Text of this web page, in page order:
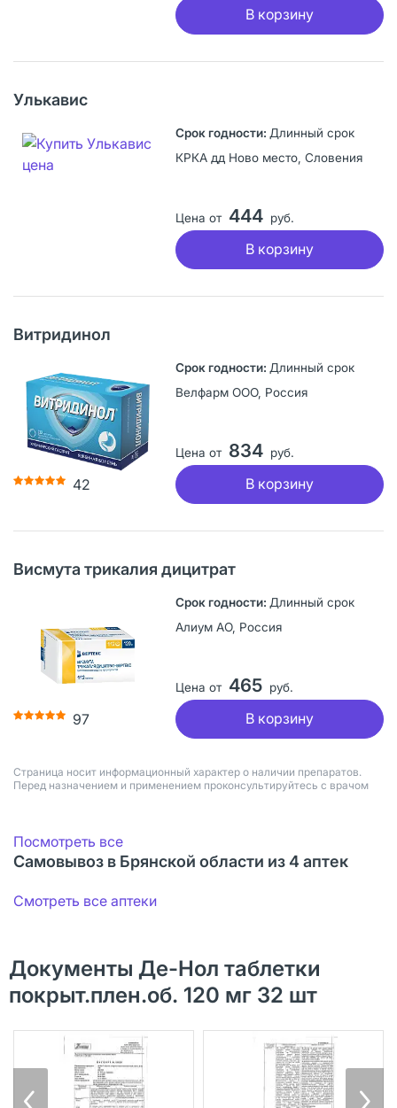
В корзину
Улькавис
Длинный срок
КРКА дд Ново место, Словения
Цена от 444 руб.
В корзину
Витридинол
42
Длинный срок
Велфарм ООО, Россия
Цена от 834 руб.
В корзину
Висмута трикалия дицитрат
97
Длинный срок
Алиум АО, Россия
Цена от 465 руб.
В корзину
Страница носит информационный характер о наличии препаратов.
Перед назначением и применением проконсультируйтесь с врачом
Посмотреть все
Самовывоз в Брянской области из 4 аптек
Смотреть все аптеки
Документы Де-Нол таблетки
покрыт.плен.об. 120 мг 32 шт